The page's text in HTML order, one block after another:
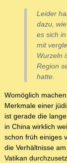
Leider
dazu, wie
es sich
mit
Wurzeln
Region
hatte.
Womöglich
Merkmale einer
ist gerade die
in China wirklich
schon früh einiges
die Verhältnisse
Vatikan